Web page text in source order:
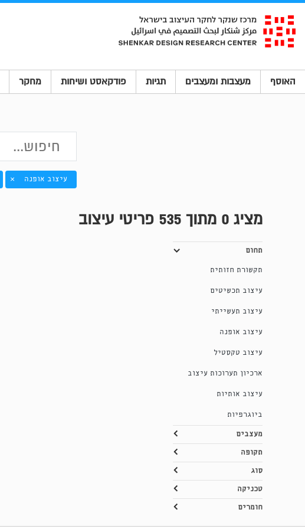
האוסף מעצבות ומעצבים תגיות פודקאסט ושיחות מחקר
עיצוב אופנה ×
מציג 0 מתוך 535 פריטי עיצוב
תחום
תקשורת חזותית
עיצוב תכשיטים
עיצוב תעשייתי
עיצוב אופנה
עיצוב טקסטיל
ארכיון תערוכות עיצוב
עיצוב אותיות
ביוגרפיות
מעצבים
תקופה
סוג
טכניקה
חומרים